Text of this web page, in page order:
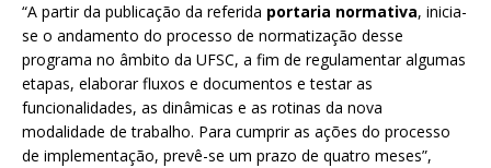
“A partir da publicação da referida portaria normativa, inicia-
se o andamento do processo de normatização desse
programa no âmbito da UFSC, a fim de regulamentar algumas
etapas, elaborar fluxos e documentos e testar as
funcionalidades, as dinâmicas e as rotinas da nova
modalidade de trabalho. Para cumprir as ações do processo
de implementação, prevê-se um prazo de quatro meses”,